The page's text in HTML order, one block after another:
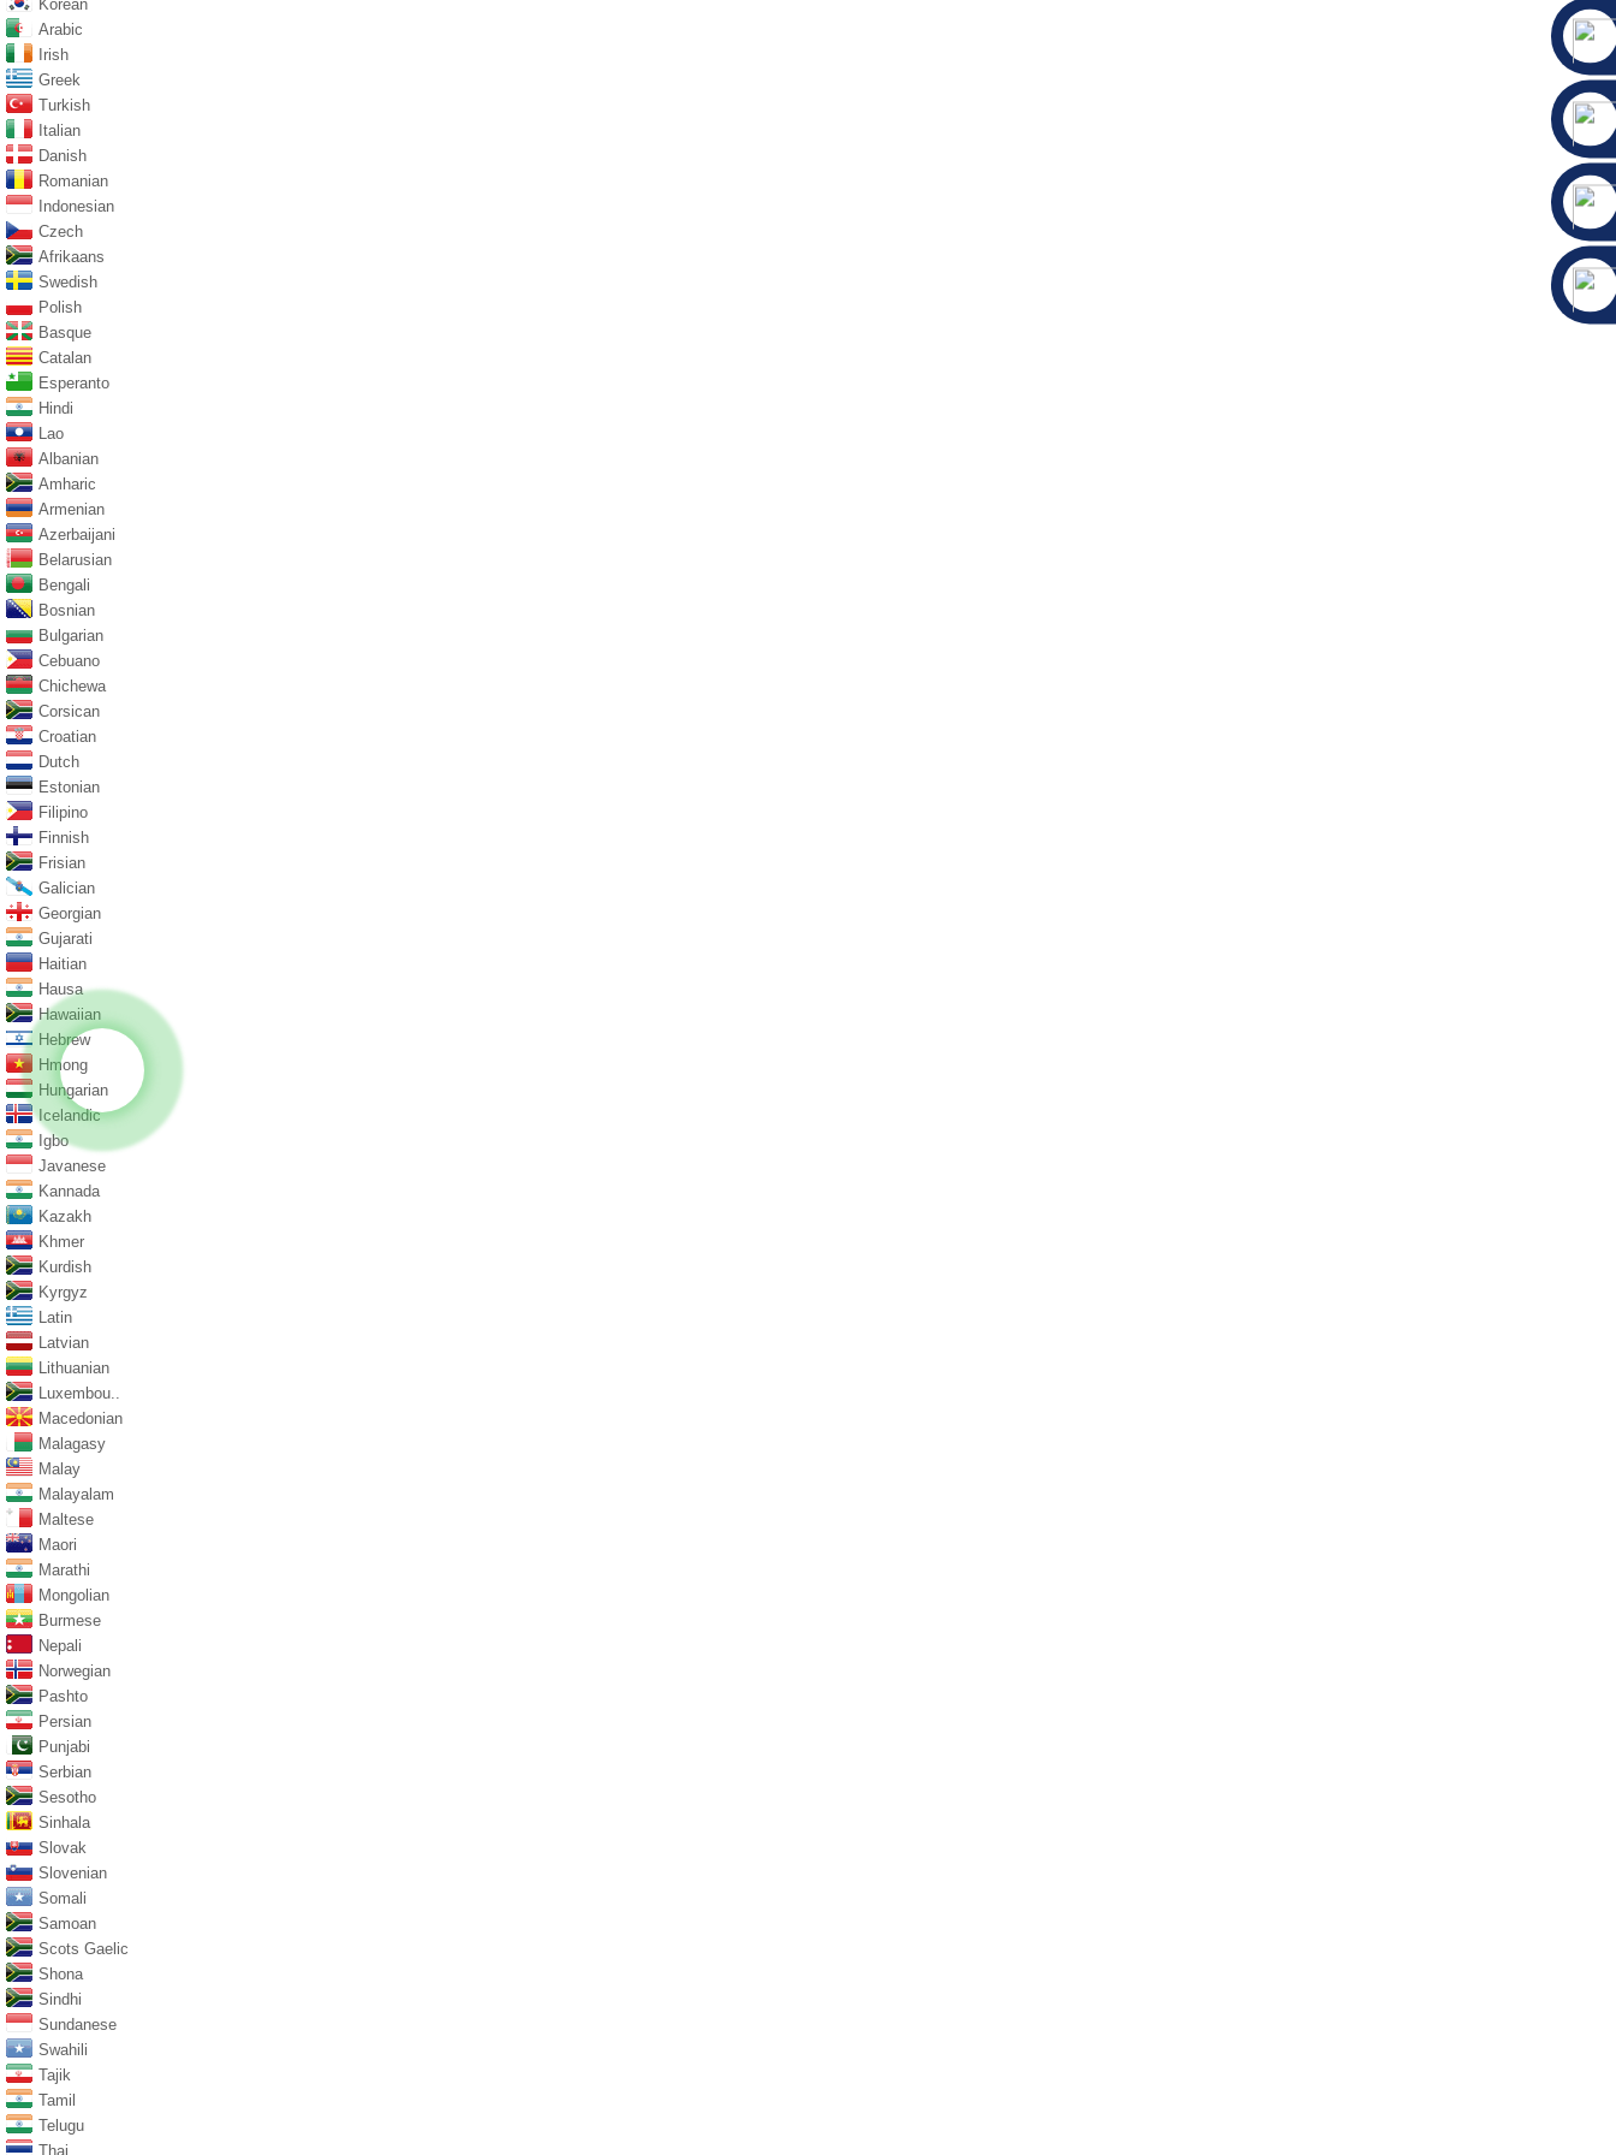
Korean
Arabic
Irish
Greek
Turkish
Italian
Danish
Romanian
Indonesian
Czech
Afrikaans
Swedish
Polish
Basque
Catalan
Esperanto
Hindi
Lao
Albanian
Amharic
Armenian
Azerbaijani
Belarusian
Bengali
Bosnian
Bulgarian
Cebuano
Chichewa
Corsican
Croatian
Dutch
Estonian
Filipino
Finnish
Frisian
Galician
Georgian
Gujarati
Haitian
Hausa
Hawaiian
Hebrew
Hmong
Hungarian
Icelandic
Igbo
Javanese
Kannada
Kazakh
Khmer
Kurdish
Kyrgyz
Latin
Latvian
Lithuanian
Luxembou..
Macedonian
Malagasy
Malay
Malayalam
Maltese
Maori
Marathi
Mongolian
Burmese
Nepali
Norwegian
Pashto
Persian
Punjabi
Serbian
Sesotho
Sinhala
Slovak
Slovenian
Somali
Samoan
Scots Gaelic
Shona
Sindhi
Sundanese
Swahili
Tajik
Tamil
Telugu
Thai